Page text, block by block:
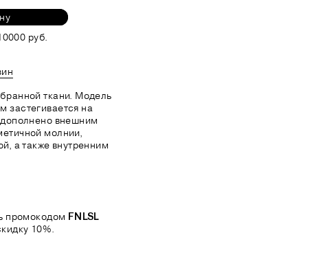
руб.
ткани. Модель
на
внешним
молнии,
а также внутренним
промокодом FNLSL
10%.